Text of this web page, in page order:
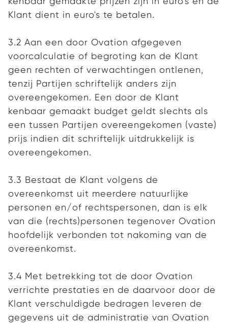
Klant dient in euro's te betalen.
3.2 Aan een door Ovation afgegeven
voorcalculatie of begroting kan de Klant
geen rechten of verwachtingen ontlenen,
tenzij Partijen schriftelijk anders zijn
overeengekomen. Een door de Klant
kenbaar gemaakt budget geldt slechts als
een tussen Partijen overeengekomen (vaste)
prijs indien dit schriftelijk uitdrukkelijk is
overeengekomen.
3.3 Bestaat de Klant volgens de
overeenkomst uit meerdere natuurlijke
personen en/of rechtspersonen, dan is elk
van die (rechts)personen tegenover Ovation
hoofdelijk verbonden tot nakoming van de
overeenkomst.
3.4 Met betrekking tot de door Ovation
verrichte prestaties en de daarvoor door de
Klant verschuldigde bedragen leveren de
gegevens uit de administratie van Ovation